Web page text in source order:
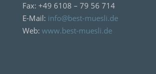
Fax: +49 6108 – 79 56 714
E-Mail: info@best-muesli.de
Web: www.best-muesli.de